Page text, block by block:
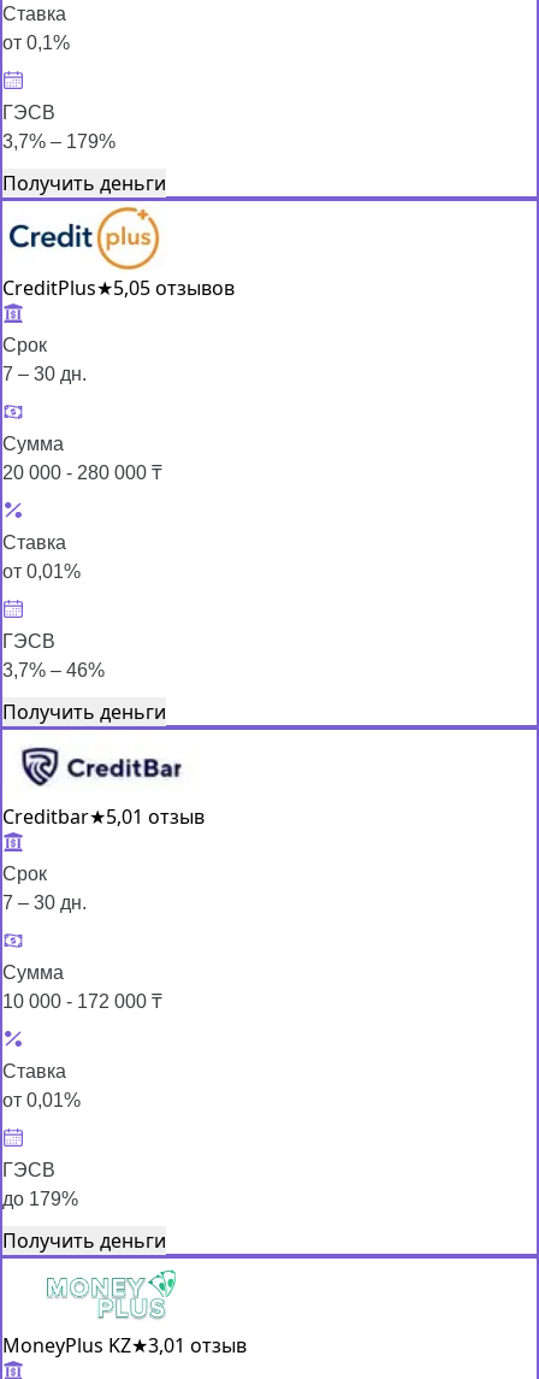
Ставка
от 0,1%
ГЭСВ
3,7% – 179%
Получить деньги
CreditPlus★5,05 отзывов
Срок
7 – 30 дн.
Сумма
20 000 - 280 000 ₸
Ставка
от 0,01%
ГЭСВ
3,7% – 46%
Получить деньги
Creditbar★5,01 отзыв
Срок
7 – 30 дн.
Сумма
10 000 - 172 000 ₸
Ставка
от 0,01%
ГЭСВ
до 179%
Получить деньги
MoneyPlus KZ★3,01 отзыв